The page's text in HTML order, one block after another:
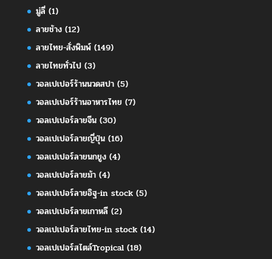
มู่ลี่(1)
ลายช้าง(12)
ลายไทย-สั่งพิมพ์(149)
ลายไทยทั่วไป(3)
วอลเปเปอร์ร้านนวดสปา(5)
วอลเปเปอร์ร้านอาหารไทย (7)
วอลเปเปอร์ลายจีน(30)
วอลเปเปอร์ลายญี่ปุ่น(16)
วอลเปเปอร์ลายนกยูง(4)
วอลเปเปอร์ลายม้า(4)
วอลเปเปอร์ลายอิฐ-in stock(5)
วอลเปเปอร์ลายเกาหลี(2)
วอลเปเปอร์ลายไทย-in stock(14)
วอลเปเปอร์สไตล์Tropical(18)